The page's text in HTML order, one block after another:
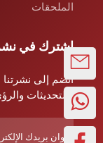
الملحقات
اشترك في
انضم إلى نشرتنا
والتحديثات